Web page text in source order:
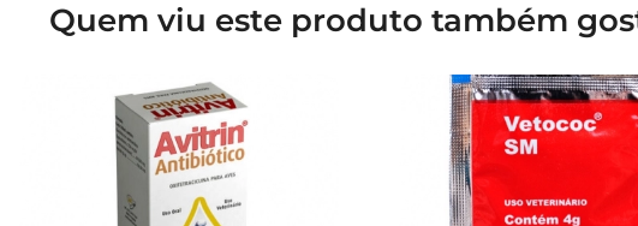
Quem viu este produto também